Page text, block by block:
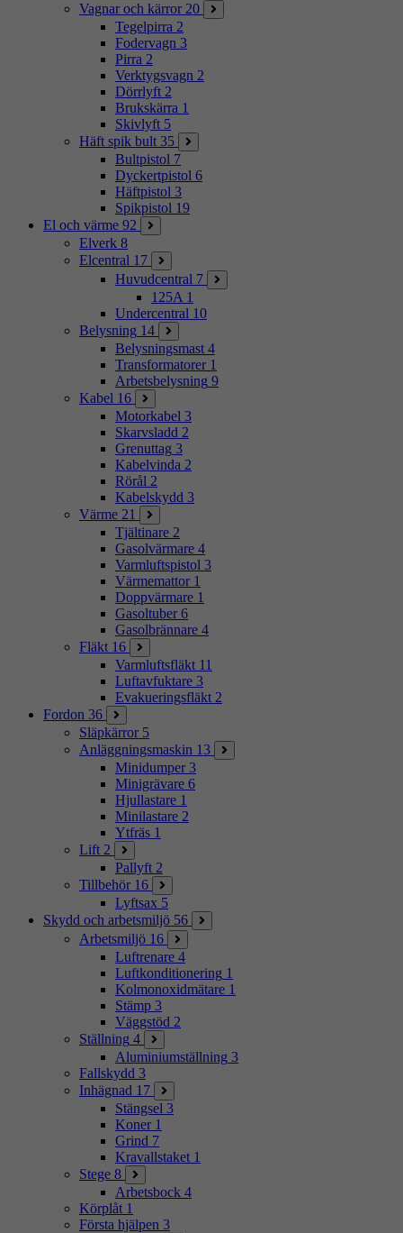
Vagnar och kärror 20
Tegelpirra 2
Fodervagn 3
Pirra 2
Verktygsvagn 2
Dörrlyft 2
Brukskärra 1
Skivlyft 5
Häft spik bult 35
Bultpistol 7
Dyckertpistol 6
Häftpistol 3
Spikpistol 19
El och värme 92
Elverk 8
Elcentral 17
Huvudcentral 7
125A 1
Undercentral 10
Belysning 14
Belysningsmast 4
Transformatorer 1
Arbetsbelysning 9
Kabel 16
Motorkabel 3
Skarvsladd 2
Grenuttag 3
Kabelvinda 2
Rörål 2
Kabelskydd 3
Värme 21
Tjältinare 2
Gasolvärmare 4
Varmluftspistol 3
Värmemattor 1
Doppvärmare 1
Gasoltuber 6
Gasolbrännare 4
Fläkt 16
Varmluftsfläkt 11
Luftavfuktare 3
Evakueringsfläkt 2
Fordon 36
Släpkärror 5
Anläggningsmaskin 13
Minidumper 3
Minigrävare 6
Hjullastare 1
Minilastare 2
Ytfräs 1
Lift 2
Pallyft 2
Tillbehör 16
Lyftsax 5
Skydd och arbetsmiljö 56
Arbetsmiljö 16
Luftrenare 4
Luftkonditionering 1
Kolmonoxidmätare 1
Stämp 3
Väggstöd 2
Ställning 4
Aluminiumställning 3
Fallskydd 3
Inhägnad 17
Stängsel 3
Koner 1
Grind 7
Kravallstaket 1
Stege 8
Arbetsbock 4
Körplåt 1
Första hjälpen 3